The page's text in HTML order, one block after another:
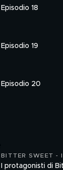
Episodio 18
Episodio 19
Episodio 20
BITTER SWEET -
I protagonisti di